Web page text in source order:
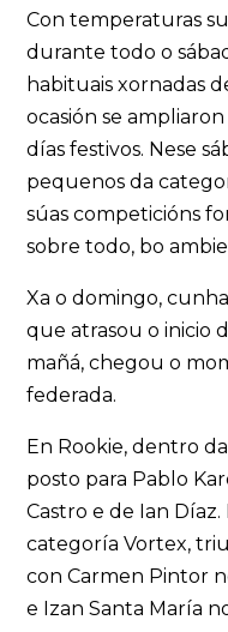
Con temperaturas
durante todo o
habituais xornadas
ocasión se
días festivos. Nese
pequenos da
súas competicións
sobre todo, bo
Xa o domingo,
que atrasou o inicio
mañá, chegou o
federada.
En Rookie, dentro
posto para Pablo
Castro e de Ian
categoría Vortex,
con Carmen Pintor
e Izan Santa María